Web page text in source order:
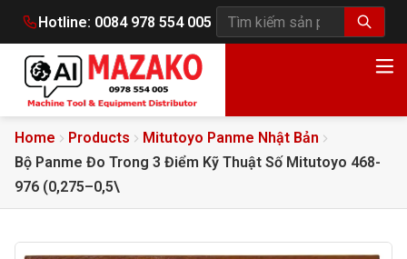
Hotline: 0084 978 554 005
Tìm kiếm sản phẩm
Home Products
Mitutoyo Panme Nhật Bản
Bộ Panme Đo Trong 3 Điểm Kỹ Thuật Số Mitutoyo 468-
976 (0,275–0,5\